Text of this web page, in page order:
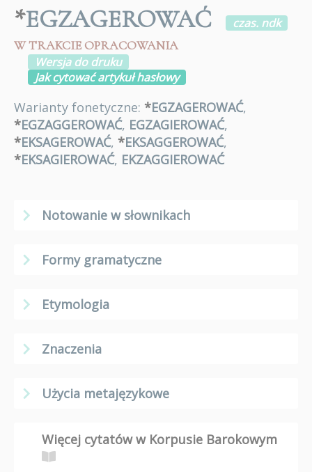
*EGZAGEROWAĆ
czas. ndk
W TRAKCIE OPRACOWANIA
Wersja do druku
Jak cytować artykuł hasłowy
Warianty fonetyczne: *EGZAGEROWAĆ,
*EGZAGGEROWAĆ, EGZAGIEROWAĆ,
*EKSAGEROWAĆ, *EKSAGGEROWAĆ,
*EKSAGIEROWAĆ, EKZAGGIEROWAĆ
Notowanie w słownikach
Formy gramatyczne
Etymologia
Znaczenia
Użycia metajęzykowe
Więcej cytatów w Korpusie Barokowym